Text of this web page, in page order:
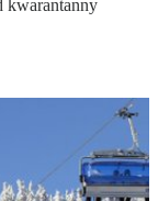
kwarantanny